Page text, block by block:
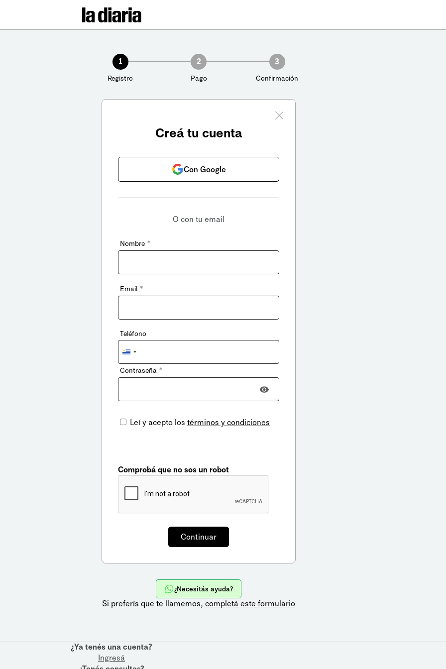
1
Registro
2
Pago
3
Confirmación
Creá tu cuenta
Con Google
O con tu email
Nombre *
Email *
Teléfono
Uruguay
+598
Contraseña *
Leí y acepto los términos y condiciones
Comprobá que no sos un robot
¿Necesitás ayuda?
Si preferís que te llamemos, completá este formulario
¿Ya tenés una cuenta?
Ingresá